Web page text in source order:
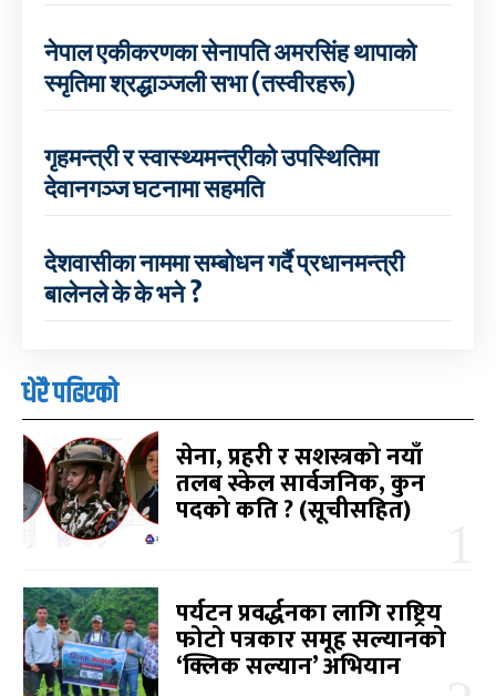
नेपाल एकीकरणका सेनापति अमरसिंह थापाको
स्मृतिमा श्रद्धाञ्जली सभा (तस्वीरहरू)
गृहमन्त्री र स्वास्थ्यमन्त्रीको उपस्थितिमा
देवानगञ्ज घटनामा सहमति
देशवासीका नाममा सम्बोधन गर्दै प्रधानमन्त्री
बालेनले के के भने ?
धेरै पढिएको
सेना, प्रहरी र सशस्त्रको नयाँ
तलब स्केल सार्वजनिक, कुन
पदको कति ? (सूचीसहित)
पर्यटन प्रवर्द्धनका लागि राष्ट्रिय
फोटो पत्रकार समूह सल्यानको
‘क्लिक सल्यान’ अभियान